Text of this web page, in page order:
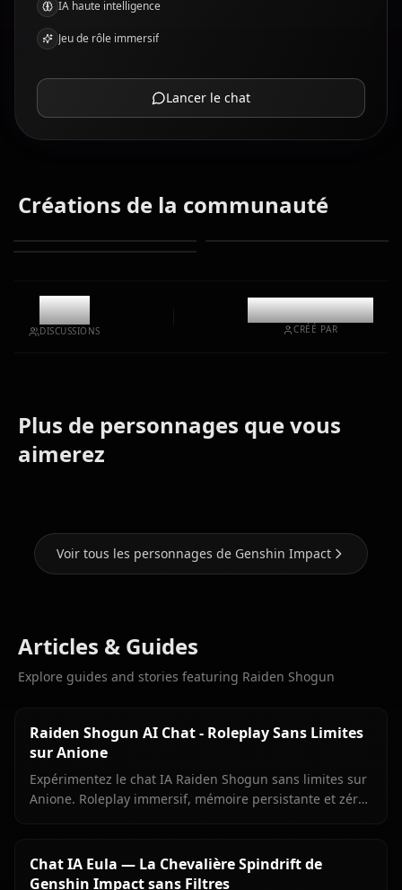
IA haute intelligence
Jeu de rôle immersif
Lancer le chat
Créations de la communauté
9.8k
DISCUSSIONS
@casualwaifus
CRÉÉ PAR
Plus de personnages que vous
aimerez
Eula
(Genshin
Ganyu
Hu Tao
Voir tous les personnages de Genshin Impact
Articles & Guides
Explore guides and stories featuring Raiden Shogun
Raiden Shogun AI Chat - Roleplay Sans Limites
sur Anione
Expérimentez le chat IA Raiden Shogun sans limites sur
Anione. Roleplay immersif, mémoire persistante et zéro
Chat IA Eula — La Chevalière Spindrift de
Genshin Impact sans Filtres